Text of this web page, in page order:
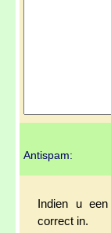
Antispam:
Indien u
correct in.